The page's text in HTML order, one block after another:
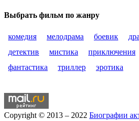
Выбрать фильм по жанру
комедия мелодрама боевик
детектив
мистика приключения
фантастика
триллер эротика
Copyright © 2013 – 2022 Биографии